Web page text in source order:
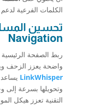
الكلمات الفرعية لدعم
تحسين
Navigation
ربط الصفحة
واضحة يعزز الزحف
LinkWhisper
وتحويلها بسرعة إلى
التقنية تعزز هيكل